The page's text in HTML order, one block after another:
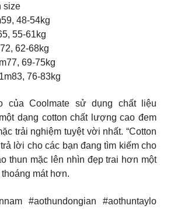
size
48-54kg
55-61kg
62-68kg
69-75kg
76-83kg
của Coolmate sử dụng chất liệu
dạng cotton chất lượng cao đem
trải nghiệm tuyệt vời nhất. “Cotton
lời cho các bạn đang tìm kiếm cho
thun mặc lên nhìn đẹp trai hơn một
mát hơn.
#aothundongian #aothuntaylo